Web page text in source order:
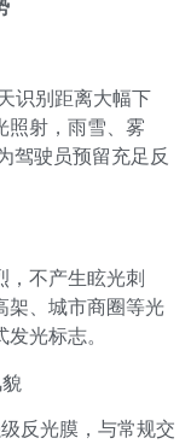
识别距离大幅下
照射，雨雪、雾
驾驶员预留充足反
，不产生眩光刺
架、城市商圈等光
光标志。
反光膜，与常规交